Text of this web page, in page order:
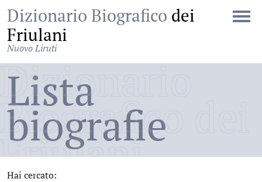
Dizionario Biografico dei
Friulani
Nuovo Liruti
Dizionario
Biografico dei
Friulani
Lista
biografie
Hai cercato: